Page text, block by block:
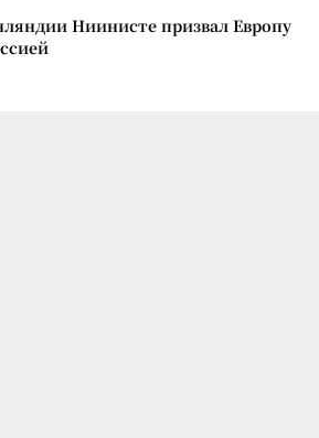
Ниинисте призвал Европу